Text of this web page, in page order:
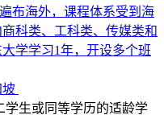
布海外，课程体系受到海
科类、工科类、传媒类和
学学习1年，开设多个班
坡
学生或同等学历的适龄学